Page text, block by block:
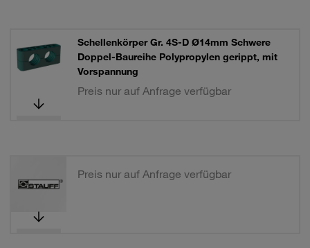
Schellenkörper Gr. 4S-D Ø14mm Schwere
Doppel-Baureihe Polypropylen gerippt, mit
Vorspannung
Preis nur auf Anfrage verfügbar
Preis nur auf Anfrage verfügbar